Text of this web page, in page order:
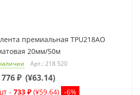
премиальная TPU218AO
20мм/50м
Арт.: 218 520
776₽ (¥63.14)
- 733 ₽ (¥59.64) -6%